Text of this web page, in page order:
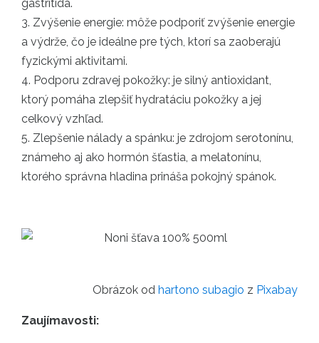
gastritída.
3. Zvýšenie energie: môže podporiť zvýšenie energie
a výdrže, čo je ideálne pre tých, ktorí sa zaoberajú
fyzickými aktivitami.
4. Podporu zdravej pokožky: je silný antioxidant,
ktorý pomáha zlepšiť hydratáciu pokožky a jej
celkový vzhľad.
5. Zlepšenie nálady a spánku: je zdrojom serotonínu,
známeho aj ako hormón šťastia, a melatonínu,
ktorého správna hladina prináša pokojný spánok.
Obrázok od hartono subagio z Pixabay
Zaujímavosti: